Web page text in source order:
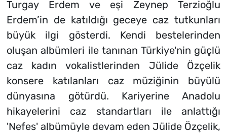
Turgay Erdem ve eşi Zeynep Terzioğlu
Erdem’in de katıldığı geceye caz tutkunları
büyük ilgi gösterdi. Kendi bestelerinden
oluşan albümleri ile tanınan Türkiye'nin güçlü
caz kadın vokalistlerinden Jülide Özçelik
konsere katılanları caz müziğinin büyülü
dünyasına götürdü. Kariyerine Anadolu
hikayelerini caz standartları ile anlattığı
'Nefes' albümüyle devam eden Jülide Özçelik,